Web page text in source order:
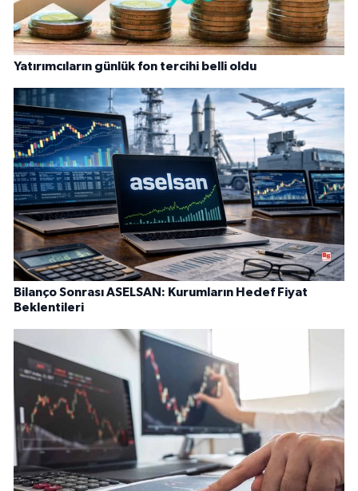
Yatırımcıların günlük fon tercihi belli oldu
Bilanço Sonrası ASELSAN: Kurumların Hedef Fiyat
Beklentileri